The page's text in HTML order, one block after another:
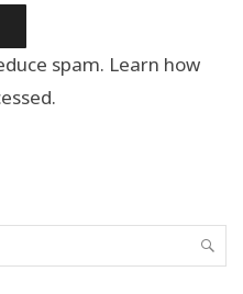
spam. Learn how